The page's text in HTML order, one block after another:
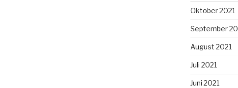
Oktober 2021
September
August 2021
Juli 2021
Juni 2021